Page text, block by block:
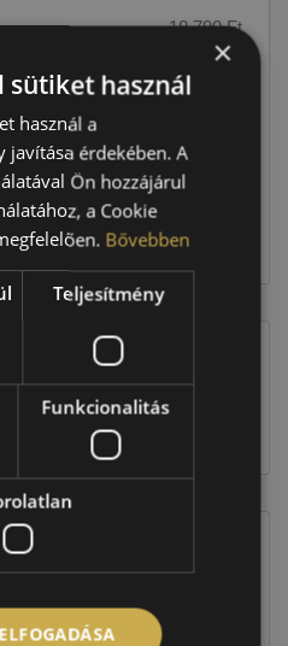
18 790 Ft
75 160 Ft
adatok tájékoztató
még a korábbi EU-s
kiszállításra.
×
sütiket használ
használ a
javítása érdekében. A
Ön hozzájárul
a Cookie
Bővebben
Teljesítmény
Funkcionalitás